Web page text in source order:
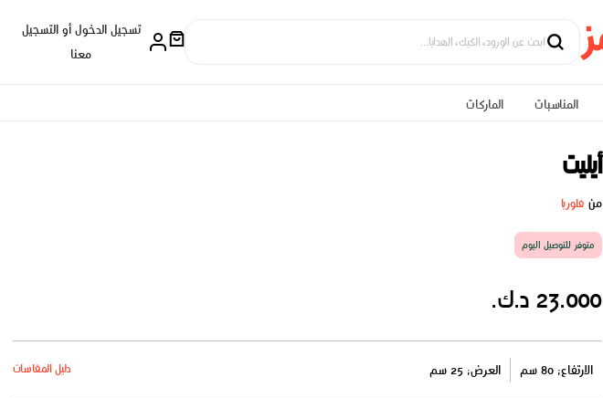
تسجيل الدخول أو التسجيل
معنا
المناسبات الماركات
أيليت
من فلوريا
متوفر للتوصيل اليوم
23.000 د.ك.
الارتفاع: 80 سم العرض: 25 سم دليل المقاسات